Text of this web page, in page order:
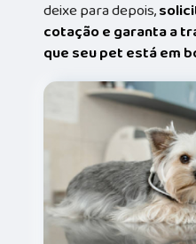
deixe para depois,
cotação e garanta a
que seu pet está em